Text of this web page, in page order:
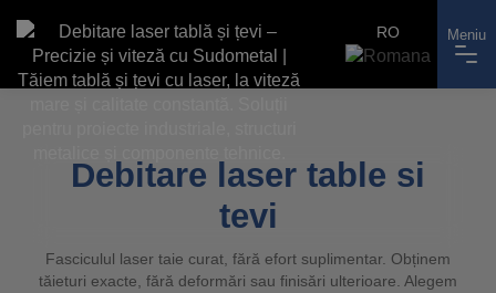
Meniu
RO
Debitare laser table si
tevi
Fasciculul laser taie curat, fără efort suplimentar. Obținem
tăieturi exacte, fără deformări sau finisări ulterioare. Alegem